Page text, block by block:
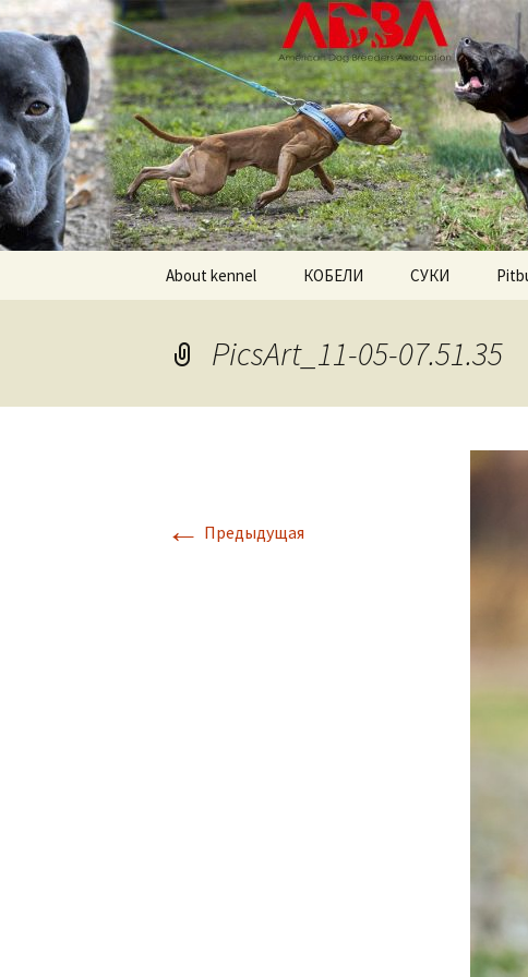
DOGNIK
American pitbull terrier kennel
About kennel КОБЕЛИ
питбультерьер
СУКИ
питбультерьер
PicsArt_11-05-07.51.35
← Предыдущая